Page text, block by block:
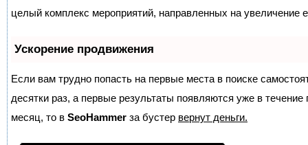
целый комплекс мероприятий, направленных на увеличение
Ускорение продвижения
Если вам трудно попасть на первые места в поиске
десятки раз, а первые результаты появляются уже в
месяц, то в SeoHammer за бустер вернут деньги.